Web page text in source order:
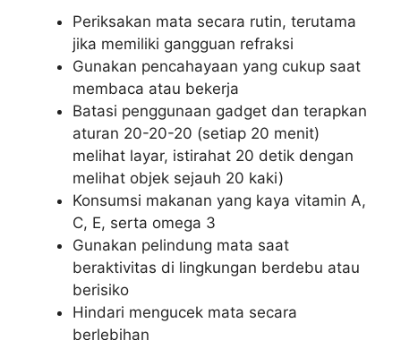
Periksakan mata secara rutin, terutama
jika memiliki gangguan refraksi
Gunakan pencahayaan yang cukup saat
membaca atau bekerja
Batasi penggunaan gadget dan terapkan
aturan 20-20-20 (setiap 20 menit)
melihat layar, istirahat 20 detik dengan
melihat objek sejauh 20 kaki)
Konsumsi makanan yang kaya vitamin A,
C, E, serta omega 3
Gunakan pelindung mata saat
beraktivitas di lingkungan berdebu atau
berisiko
Hindari mengucek mata secara
berlebihan